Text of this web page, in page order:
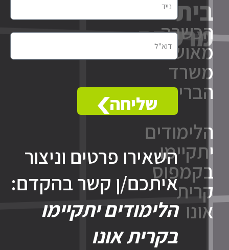
נייד
דוא"ל
שליחה
השאירו פרטים וניצור
איתכם/ן קשר בהקדם:
הלימודים יתקיימו
בקרית אונו